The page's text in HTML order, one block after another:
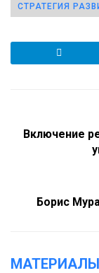
СТРАТЕГИЯ
Включение
Борис